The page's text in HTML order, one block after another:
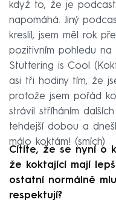
když to, že je
napomáhá. Jiný
kreslil, jsem měl rok
pozitivním pohledu
Stuttering is Cool
asi tři hodiny tím, že
protože jsem pořád
strávil stříháním
tehdejší dobou a
málo koktám! (smích)
Cítíte, že se nyní o
že koktající mají
ostatní normálně
respektují?